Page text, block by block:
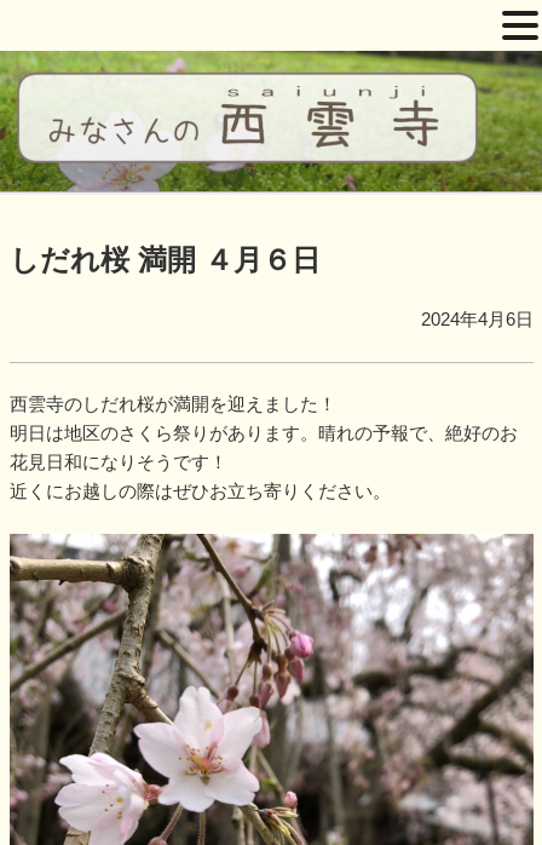
コ
ン
テ
ン
ツ
キ
西雲寺
しだれ桜となんまんだぶつ
しだれ桜 満開 ４月６日
2024年4月6日
西雲寺のしだれ桜が満開を迎えました！
明日は地区のさくら祭りがあります。晴れの予報で、絶好のお
花見日和になりそうです！
近くにお越しの際はぜひお立ち寄りください。